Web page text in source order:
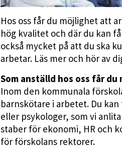
Hos oss får du möjlighet att
hög kvalitet och där du kan
också mycket på att du ska
arbetar. Läs mer och hör av
Som anställd hos oss får
Inom den kommunala
barnskötare i arbetet. Du
eller psykologer, som vi
staber för ekonomi, HR och
för förskolans rektorer.